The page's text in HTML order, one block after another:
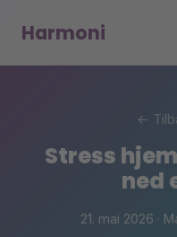
Harmoni
←
Stress
ned
21. mai 2026 ·